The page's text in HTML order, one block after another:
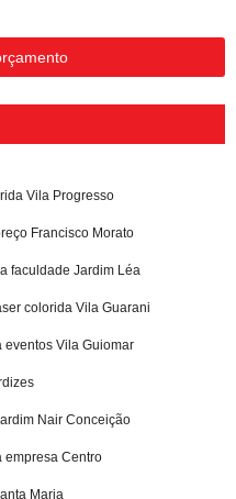
Vila Progresso
Francisco Morato
faculdade Jardim Léa
colorida Vila Guarani
Vila Guiomar
Nair Conceição
empresa Centro
Maria